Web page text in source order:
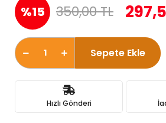
%15 350,00 TL
Sepete Ekle
Hızlı Gönderi